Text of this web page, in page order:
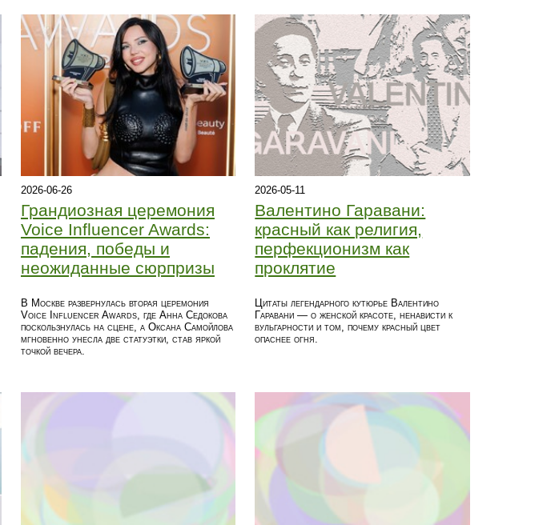
2026-06-26
Грандиозная церемония
Voice Influencer Awards:
падения, победы и
неожиданные сюрпризы
В Москве развернулась вторая церемония
Voice Influencer Awards, где Анна Седокова
поскользнулась на сцене, а Оксана Самойлова
мгновенно унесла две статуэтки, став яркой
точкой вечера.
2026-05-11
Валентино Гаравани:
красный как религия,
перфекционизм как
проклятие
Цитаты легендарного кутюрье Валентино
Гаравани — о женской красоте, ненависти к
вульгарности и том, почему красный цвет
опаснее огня.